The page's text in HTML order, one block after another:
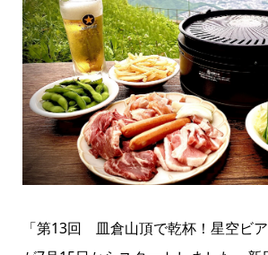
「第13回 皿倉山頂で乾杯！星空ビア